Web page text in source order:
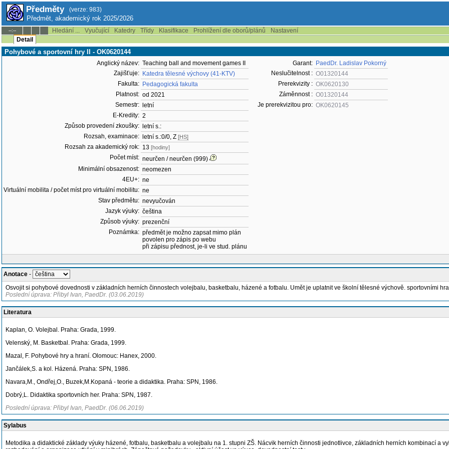
Předměty (verze: 983)
Předmět, akademický rok 2025/2026
--:-- Hledání ... Vyučující Katedry Třídy Klasifikace Prohlížení dle oborů/plánů
Nastavení
Detail
Pohybové a sportovní hry II - OK0620144
Anglický název: Teaching ball and movement games II
Zajišťuje: Katedra tělesné výchovy (41-KTV)
Fakulta: Pedagogická fakulta
Platnost: od 2021
Semestr:
letní
E-Kredity: 2
Způsob provedení zkoušky:
letní s.:
Rozsah, examinace:
letní s.:0/0, Z [HS]
Rozsah za akademický rok: 13 [hodiny]
Počet míst: neurčen / neurčen (999)
Minimální obsazenost: neomezen
4EU+: ne
Virtuální mobilita / počet míst pro virtuální mobilitu: ne
Stav předmětu: nevyučován
Jazyk výuky: čeština
Způsob výuky: prezenční
Poznámka: předmět je možno zapsat mimo plán
povolen pro zápis po webu
při zápisu přednost, je-li ve stud. plánu
Garant: PaedDr. Ladislav Pokorný
Neslučitelnost : O01320144
Prerekvizity : OK0620130
Záměnnost : O01320144
Je prerekvizitou pro: OK0620145
Anotace -
Osvojit si pohybové dovednosti v základních herních činnostech volejbalu, basketbalu, házené a fotbalu. Umět je uplatnit ve školní tělesné výchově. sportovními
Poslední úprava: Přibyl Ivan, PaedDr. (03.06.2019)
Literatura
Kaplan, O. Volejbal. Praha: Grada, 1999.
Velenský, M. Basketbal. Praha: Grada, 1999.
Mazal, F. Pohybové hry a hraní. Olomouc: Hanex, 2000.
Jančálek,S. a kol. Házená. Praha: SPN, 1986.
Navara,M., Ondřej,O., Buzek,M.Kopaná - teorie a didaktika. Praha: SPN, 1986.
Dobrý,L. Didaktika sportovních her. Praha: SPN, 1987.
Poslední úprava: Přibyl Ivan, PaedDr. (06.06.2019)
Sylabus
Metodika a didaktické základy výuky házené, fotbalu, basketbalu a volejbalu na 1. stupni ZŠ. Nácvik herních činnosti jednotlivce, základních herních kombinací a